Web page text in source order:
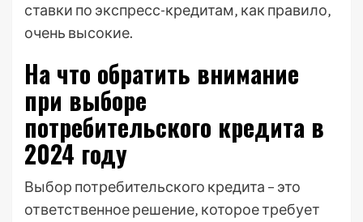
ставки по экспресс-кредитам‚ как правило‚
очень высокие.
На что обратить внимание
при выборе
потребительского кредита в
2024 году
Выбор потребительского кредита – это
ответственное решение‚ которое требует